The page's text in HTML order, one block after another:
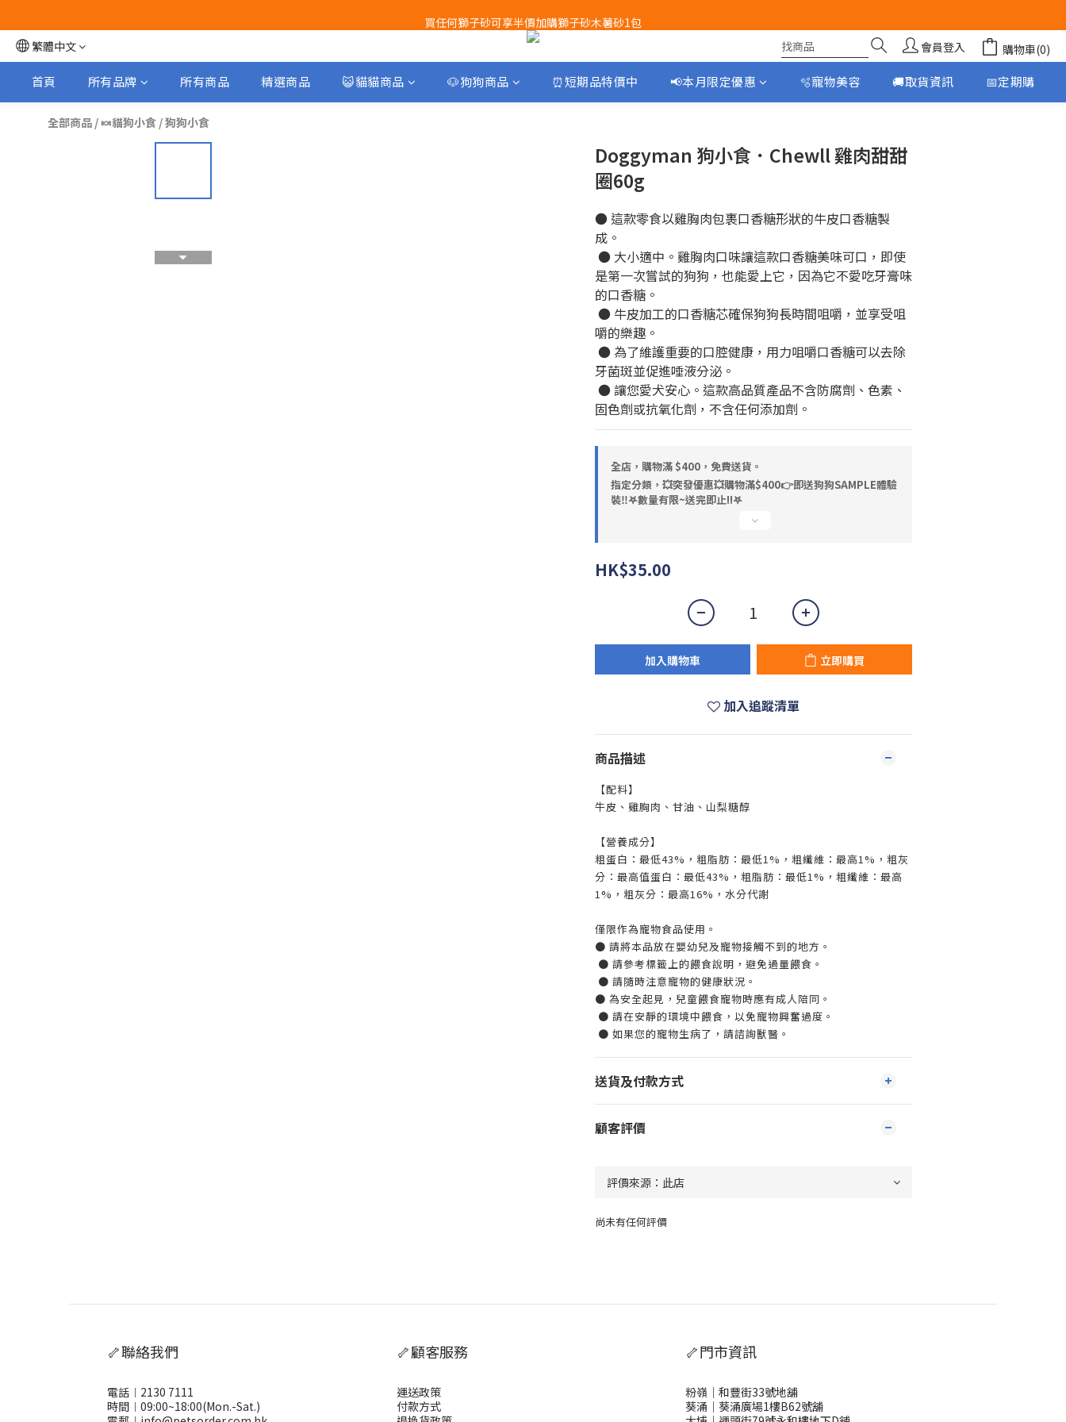
Airbuggy 全線現貨8折！立即點擊火速搶購
買任何獅子砂可享半價加購獅子砂木薯砂1包
Airbuggy 全線現貨8折！立即點擊火速搶購
繁體中文 會員登入 購物車(0)
首頁 所有品牌 所有商品 精選商品 😺貓貓商品 🐶狗狗商品 ⏰短期品特價中 📢本月限定優惠 🫧寵物美容 🚚取貨資訊 📅定期購
全部商品 / 🍬貓狗小食 /狗狗小食
Doggyman 狗小食．Chewll 雞肉甜甜
圈60g
● 這款零食以雞胸肉包裹口香糖形狀的牛皮口香糖製
成。
是第一次嘗試的狗狗，也能愛上它，因為它不愛吃牙膏味
的口香糖。
嚼的樂趣。
牙菌斑並促進唾液分泌。
固色劑或抗氧化劑，不含任何添加劑。
全店，購物滿 $400，免費送貨。
指定分類，💥突發優惠💥購物滿$400👉即送狗狗SAMPLE體驗
裝‼️𖤐數量有限~送完即止!!𖤐
HK$35.00
加入購物車 立即購買
加入追蹤清單
商品描述
【配料】
牛皮、雞胸肉、甘油、山梨糖醇
【營養成分】
粗蛋白：最低43%，粗脂肪：最低1%，粗纖維：最高1%，粗灰
分：最高值蛋白：最低43%，粗脂肪：最低1%，粗纖維：最高
1%，粗灰分：最高16%，水分代謝
僅限作為寵物食品使用。
● 請將本品放在嬰幼兒及寵物接觸不到的地方。
● 請參考標籤上的餵食說明，避免過量餵食。
● 請隨時注意寵物的健康狀況。
● 為安全起見，兒童餵食寵物時應有成人陪同。
● 請在安靜的環境中餵食，以免寵物興奮過度。
● 如果您的寵物生病了，請諮詢獸醫。
送貨及付款方式
顧客評價
尚未有任何評價
🦴聯絡我們
電話︱2130 7111
時間︱09:00~18:00(Mon.-Sat.)
🦴顧客服務
運送政策
付款方式
🦴門市資訊
粉嶺｜和豐街33號地舖
葵涌｜葵涌廣場1樓B62號舖